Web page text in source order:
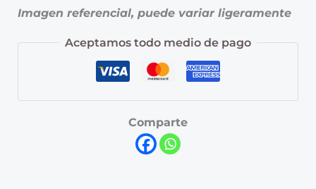
Imagen referencial, puede variar ligeramente
Aceptamos todo medio de pago
Comparte